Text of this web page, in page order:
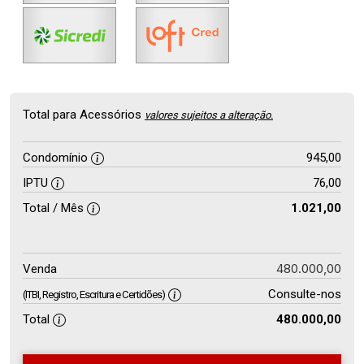
Total para Acessórios valores sujeitos a alteração.
Condomínio
945,00
IPTU
76,00
Total / Mês
1.021,00
Venda 480.000,00
(ITBI, Registro, Escritura e Certidões)
Consulte-nos
Total
480.000,00